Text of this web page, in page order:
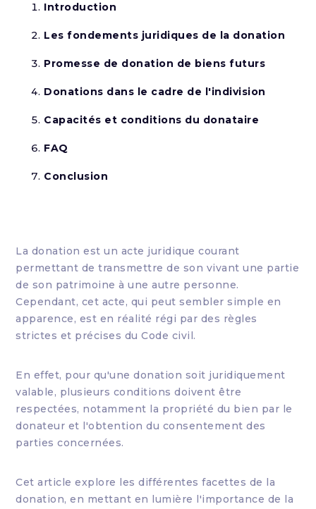
Introduction
Les fondements juridiques de la donation
Promesse de donation de biens futurs
Donations dans le cadre de l'indivision
Capacités et conditions du donataire
FAQ
Conclusion
La donation est un acte juridique courant
permettant de transmettre de son vivant une partie
de son patrimoine à une autre personne.
Cependant, cet acte, qui peut sembler simple en
apparence, est en réalité régi par des règles
strictes et précises du Code civil.
En effet, pour qu'une donation soit juridiquement
valable, plusieurs conditions doivent être
respectées, notamment la propriété du bien par le
donateur et l'obtention du consentement des
parties concernées.
Cet article explore les différentes facettes de la
donation, en mettant en lumière l'importance de la